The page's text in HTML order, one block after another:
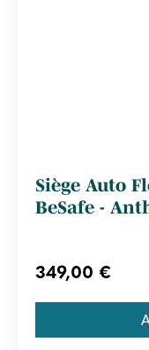
Siège Auto
BeSafe -
349,00 €